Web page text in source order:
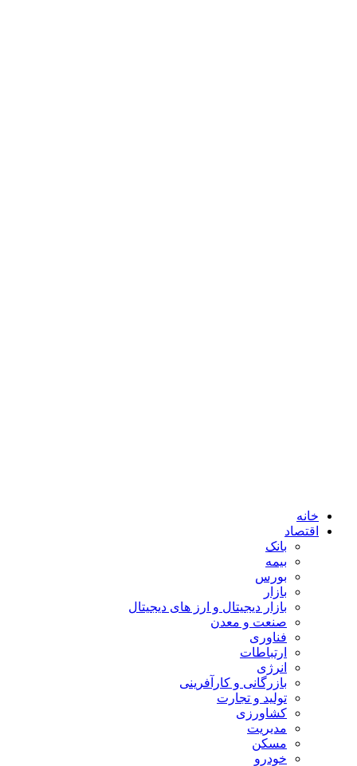
خانه
اقتصاد
بانک
بیمه
بورس
بازار
بازار دیجیتال و ارز های دیجیتال
صنعت و معدن
فناوری
ارتباطات
انرژی
بازرگانی و کارآفرینی
تولید و تجارت
کشاورزی
مدیریت
مسکن
خودرو